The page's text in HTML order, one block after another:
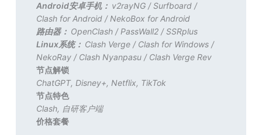
Android安卓手机： v2rayNG /Surfboard /
Clash for Android / NekoBox for Android
路由器： OpenClash / PassWall2 /SSRplus
Linux系统： Clash Verge / Clash for Windows /
NekoRay / Clash Nyanpasu / Clash Verge Rev
节点解锁
ChatGPT, Disney+, Netflix, TikTok
节点特色
Clash, 自研客户端
价格套餐